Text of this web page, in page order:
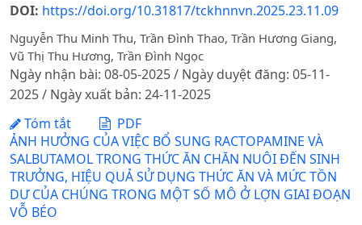
DOI: https://doi.org/10.31817/tckhnnvn.2025.23.11.09
Nguyễn Thu Minh Thu, Trần Đình Thao, Trần Hương Giang,
Vũ Thị Thu Hương, Trần Đình Ngọc
Ngày nhận bài: 08-05-2025 / Ngày duyệt đăng: 05-11-
2025 / Ngày xuất bản: 24-11-2025
Tóm tắt
PDF
ẢNH HƯỞNG CỦA VIỆC BỔ SUNG RACTOPAMINE VÀ
SALBUTAMOL TRONG THỨC ĂN CHĂN NUÔI ĐẾN SINH
TRƯỞNG, HIỆU QUẢ SỬ DỤNG THỨC ĂN VÀ MỨC TỒN
DƯ CỦA CHÚNG TRONG MỘT SỐ MÔ Ở LỢN GIAI ĐOẠN
VỖ BÉO